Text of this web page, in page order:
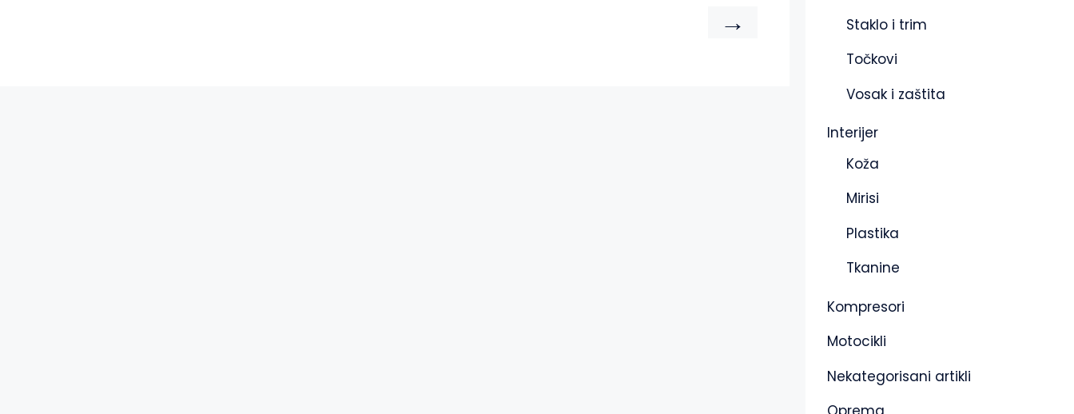
→
Staklo i trim
Točkovi
Vosak i zaštita
Interijer
Koža
Mirisi
Plastika
Tkanine
Kompresori
Motocikli
Nekategorisani artikli